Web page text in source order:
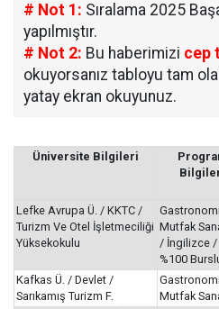
# Not 1: Sıralama 2025
yapılmıştır.
# Not 2: Bu haberimizi cep
okuyorsanız tabloyu tam
yatay ekran okuyunuz.
Üniversite Bilgileri
Lefke Avrupa Ü. / KKTC /
Turizm Ve Otel İşletmeciliği
Yüksekokulu
Mutfak
/ İngilizce /
%100
Kafkas Ü. / Devlet /
Sarıkamış Turizm F.
Mutfak